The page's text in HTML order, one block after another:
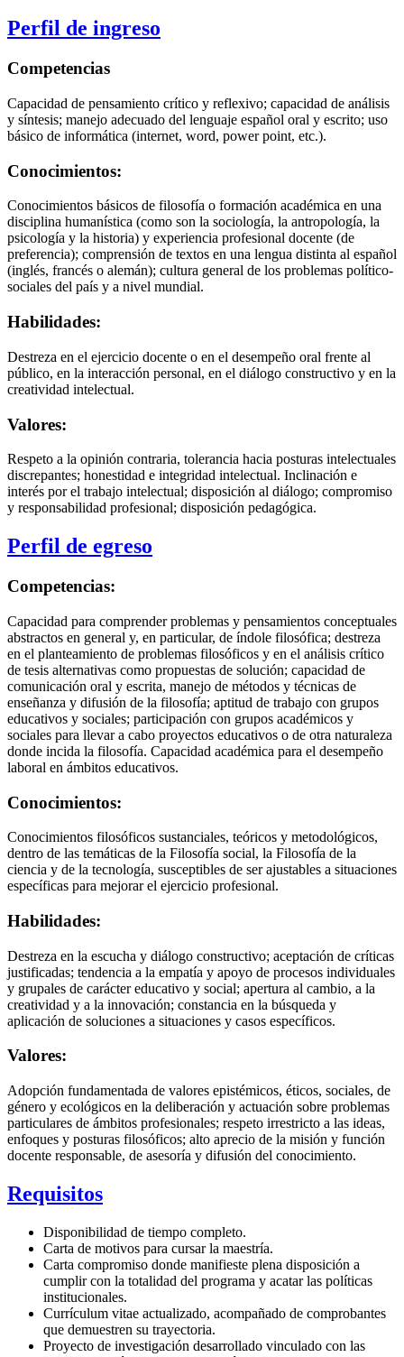
Perfil de ingreso
Competencias
Capacidad de pensamiento crítico y reflexivo; capacidad de análisis
y síntesis; manejo adecuado del lenguaje español oral y escrito; uso
básico de informática (internet, word, power point, etc.).
Conocimientos:
Conocimientos básicos de filosofía o formación académica en una
disciplina humanística (como son la sociología, la antropología, la
psicología y la historia) y experiencia profesional docente (de
preferencia); comprensión de textos en una lengua distinta al español
(inglés, francés o alemán); cultura general de los problemas político-
sociales del país y a nivel mundial.
Habilidades:
Destreza en el ejercicio docente o en el desempeño oral frente al
público, en la interacción personal, en el diálogo constructivo y en la
creatividad intelectual.
Valores:
Respeto a la opinión contraria, tolerancia hacia posturas intelectuales
discrepantes; honestidad e integridad intelectual. Inclinación e
interés por el trabajo intelectual; disposición al diálogo; compromiso
y responsabilidad profesional; disposición pedagógica.
Perfil de egreso
Competencias:
Capacidad para comprender problemas y pensamientos conceptuales
abstractos en general y, en particular, de índole filosófica; destreza
en el planteamiento de problemas filosóficos y en el análisis crítico
de tesis alternativas como propuestas de solución; capacidad de
comunicación oral y escrita, manejo de métodos y técnicas de
enseñanza y difusión de la filosofía; aptitud de trabajo con grupos
educativos y sociales; participación con grupos académicos y
sociales para llevar a cabo proyectos educativos o de otra naturaleza
donde incida la filosofía. Capacidad académica para el desempeño
laboral en ámbitos educativos.
Conocimientos:
Conocimientos filosóficos sustanciales, teóricos y metodológicos,
dentro de las temáticas de la Filosofía social, la Filosofía de la
ciencia y de la tecnología, susceptibles de ser ajustables a situaciones
específicas para mejorar el ejercicio profesional.
Habilidades:
Destreza en la escucha y diálogo constructivo; aceptación de críticas
justificadas; tendencia a la empatía y apoyo de procesos individuales
y grupales de carácter educativo y social; apertura al cambio, a la
creatividad y a la innovación; constancia en la búsqueda y
aplicación de soluciones a situaciones y casos específicos.
Valores:
Adopción fundamentada de valores epistémicos, éticos, sociales, de
género y ecológicos en la deliberación y actuación sobre problemas
particulares de ámbitos profesionales; respeto irrestricto a las ideas,
enfoques y posturas filosóficos; alto aprecio de la misión y función
docente responsable, de asesoría y difusión del conocimiento.
Requisitos
Disponibilidad de tiempo completo.
Carta de motivos para cursar la maestría.
Carta compromiso donde manifieste plena disposición a
cumplir con la totalidad del programa y acatar las políticas
institucionales.
Currículum vitae actualizado, acompañado de comprobantes
que demuestren su trayectoria.
Proyecto de investigación desarrollado vinculado con las